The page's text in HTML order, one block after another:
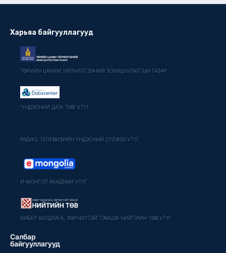
Харьяа байгууллагууд
ТӨРИЙН ЦАХИМ ҮЙЛЧИЛГЭЭНИЙ ЗОХИЦУУЛАЛТЫН ГАЗАР
"ҮНДЭСНИЙ ДАТА ТӨВ" УТҮГ
РАДИО, ТЕЛЕВИЗИЙН ҮНДЭСНИЙ СҮЛЖЭЭ УТҮГ
И-МОНГОЛ АКАДЕМИ УТҮГ
КИБЕР ХАЛДЛАГА, ЗӨРЧИЛТЭЙ ТЭМЦЭХ НИЙТИЙН ТӨВ УТҮГ
Салбар
байгууллагууд